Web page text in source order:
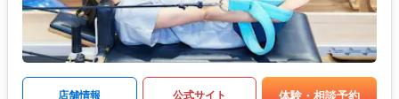
店舗情報 公式サイト 体験・相談予約